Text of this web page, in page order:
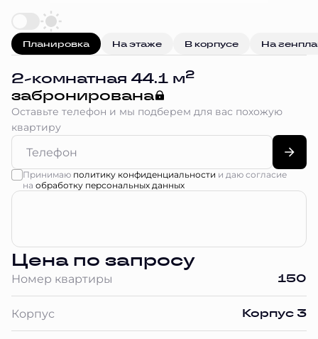
Планировка На этаже В корпусе На
2-комнатная 44.1 м2
забронирована
Оставьте телефон и мы подберем для вас похожую
квартиру
Принимаю политику конфиденциальности и даю согласие
на обработку персональных данных
Цена по запросу
Номер квартиры 150
Корпус Корпус 3